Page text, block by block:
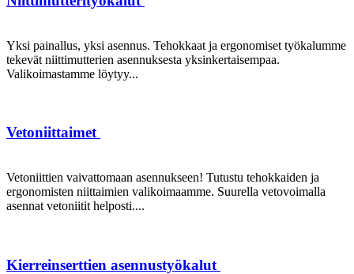
Yksi painallus, yksi asennus. Tehokkaat ja ergonomiset työkalumme
tekevät niittimutterien asennuksesta yksinkertaisempaa.
Valikoimastamme löytyy...
Vetoniittaimet
Vetoniittien vaivattomaan asennukseen! Tutustu tehokkaiden ja
ergonomisten niittaimien valikoimaamme. Suurella vetovoimalla
asennat vetoniitit helposti....
Kierreinserttien asennustyökalut